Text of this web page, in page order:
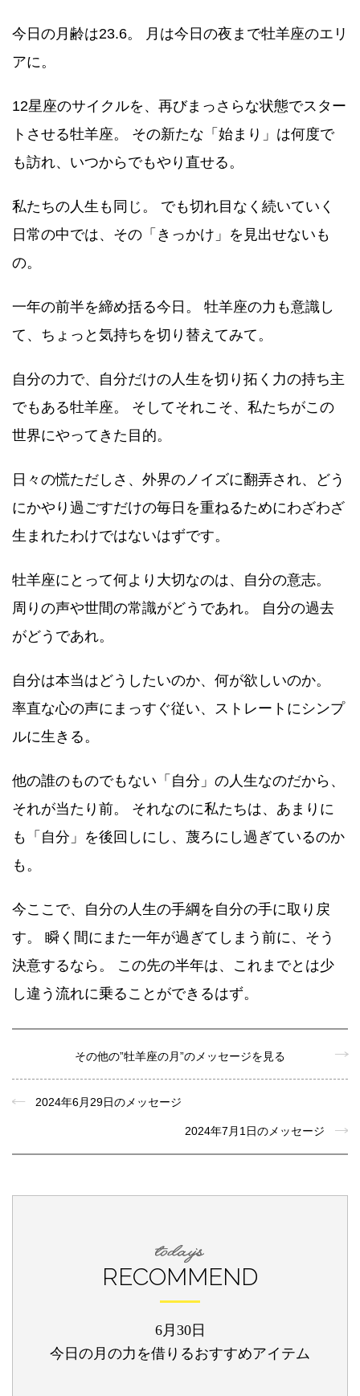
今日の月齢は23.6。 月は今日の夜まで牡羊座のエリ
アに。
12星座のサイクルを、再びまっさらな状態でスター
トさせる牡羊座。 その新たな「始まり」は何度で
も訪れ、いつからでもやり直せる。
私たちの人生も同じ。 でも切れ目なく続いていく
日常の中では、その「きっかけ」を見出せないも
の。
一年の前半を締め括る今日。 牡羊座の力も意識し
て、ちょっと気持ちを切り替えてみて。
自分の力で、自分だけの人生を切り拓く力の持ち主
でもある牡羊座。 そしてそれこそ、私たちがこの
世界にやってきた目的。
日々の慌ただしさ、外界のノイズに翻弄され、どう
にかやり過ごすだけの毎日を重ねるためにわざわざ
生まれたわけではないはずです。
牡羊座にとって何より大切なのは、自分の意志。
周りの声や世間の常識がどうであれ。 自分の過去
がどうであれ。
自分は本当はどうしたいのか、何が欲しいのか。
率直な心の声にまっすぐ従い、ストレートにシンプ
ルに生きる。
他の誰のものでもない「自分」の人生なのだから、
それが当たり前。 それなのに私たちは、あまりに
も「自分」を後回しにし、蔑ろにし過ぎているのか
も。
今ここで、自分の人生の手綱を自分の手に取り戻
す。 瞬く間にまた一年が過ぎてしまう前に、そう
決意するなら。 この先の半年は、これまでとは少
し違う流れに乗ることができるはず。
その他の”牡羊座の月”のメッセージを見る
2024年6月29日のメッセージ
2024年7月1日のメッセージ
RECOMMEND
6月30日
今日の月の力を借りるおすすめアイテム